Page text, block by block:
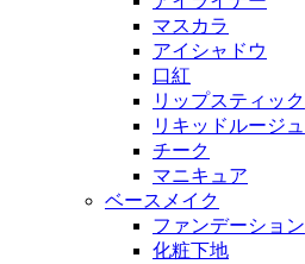
マスカラ
アイシャドウ
口紅
リップスティック
リキッドルージュ
チーク
マニキュア
ベースメイク
ファンデーション
化粧下地